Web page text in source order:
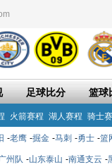
足球比分 篮球
火箭赛程 湖人赛程 骑士
-老鹰 -掘金 -马刺 -勇士 -篮
州队 -山东泰山 -南通支云 -